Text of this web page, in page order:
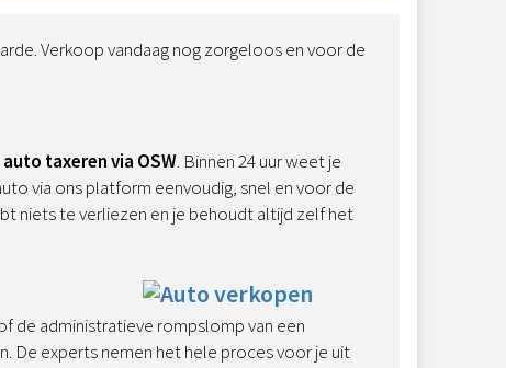
Verkoop vandaag nog zorgeloos en voor de
auto taxeren via OSW. Binnen 24 uur weet je
via ons platform eenvoudig, snel en voor de
niets te verliezen en je behoudt altijd zelf het
de administratieve rompslomp van een
De experts nemen het hele proces voor je uit